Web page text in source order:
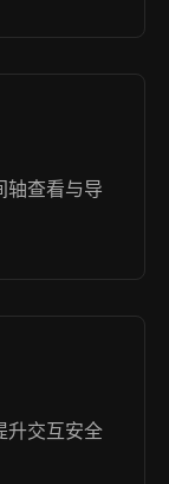
轴查看与导
升交互安全